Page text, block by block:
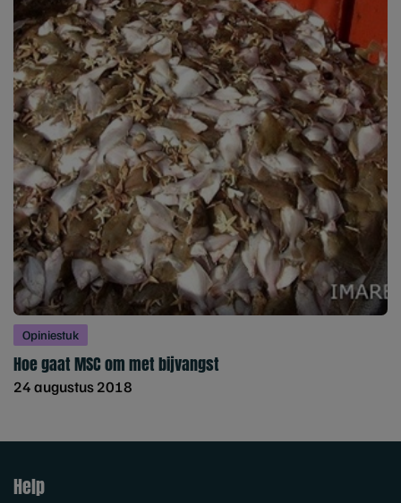
Opiniestuk
Hoe gaat MSC om met bijvangst
24 augustus 2018
Help